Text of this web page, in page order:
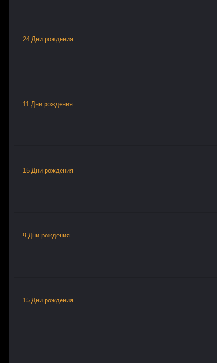
24 Дни рождения
11 Дни рождения
15 Дни рождения
9 Дни рождения
15 Дни рождения